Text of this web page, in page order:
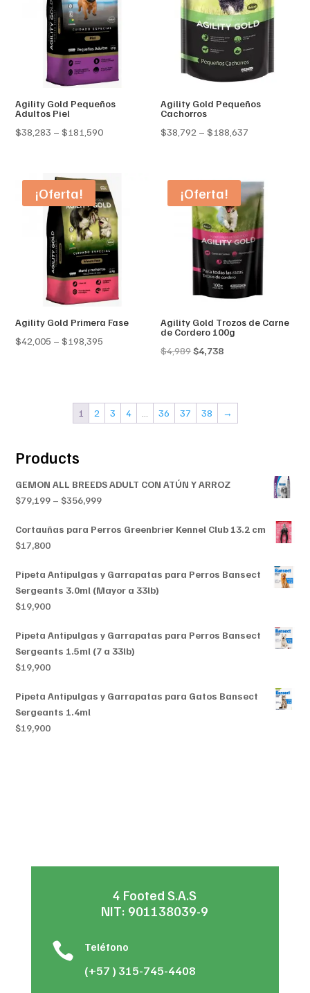
Agility Gold Pequeños
Adultos Piel
$38,283 – $181,590Price
through
$181,590
Agility Gold Pequeños
Cachorros
$38,792 – $188,637
through
$188,637
¡Oferta!
Agility Gold Primera Fase
$42,005 – $198,395
$198,395
¡Oferta!
Agility Gold Trozos de Carne
de Cordero 100g
$4,989Original
$4,989.
$4,738Current
$4,738.
1 2 3 4 36 37 38 →
Products
GEMON ALL BREEDS ADULT CON ATÚN Y ARROZ
$79,199 – $356,999Price
$79,199
Cortauñas para Perros Greenbrier Kennel Club 13.2 cm
$17,800
Pipeta Antipulgas y Garrapatas para Perros Bansect
Sergeants 3.0ml (Mayor a 33lb)
$19,900
Pipeta Antipulgas y Garrapatas para Perros Bansect
Sergeants 1.5ml (7 a 33lb)
$19,900
Pipeta Antipulgas y Garrapatas para Gatos Bansect
Sergeants 1.4ml
$19,900
4 Footed S.A.S
NIT: 901138039-9
 Teléfono
(+57 ) 315-745-4408